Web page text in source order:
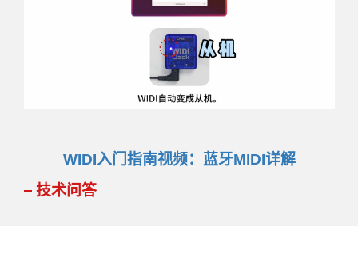
WIDI入门指南视频：蓝牙MIDI详解
技术问答